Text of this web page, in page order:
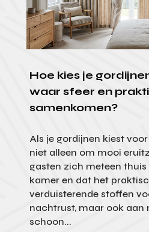
Hoe kies je
waar sfeer en
samenkomen?
Als je gordijnen kiest
niet alleen om mooi
gasten zich meteen thuis
kamer en dat het
verduisterende stoffen
nachtrust, maar ook aan
schoon...